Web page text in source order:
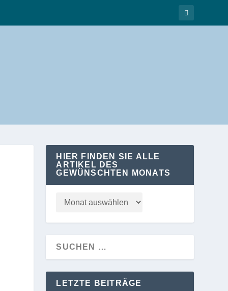
HIER FINDEN SIE ALLE
ARTIKEL DES
GEWÜNSCHTEN MONATS
LETZTE BEITRÄGE